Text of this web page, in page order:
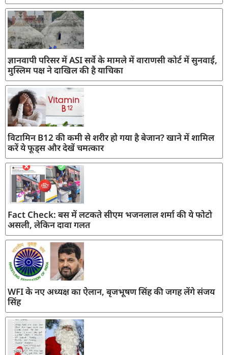
ज्ञानवापी परिसर में ASI सर्वे के मामले में वाराणसी कोर्ट में सुनवाई,
मुस्लिम पक्ष ने दाखिल की है याचिका
विटामिन B12 की कमी से शरीर हो गया है बेजान? खाने में शामिल
करें ये फूड्स और देखें चमत्कार
Fact Check: बस में लटकते सीएम भजनलाल शर्मा की ये फोटो
असली, लेकिन दावा गलत
WFI के नए अध्यक्ष का ऐलान, बृजभूषण सिंह की जगह लेंगे संजय
सिंह